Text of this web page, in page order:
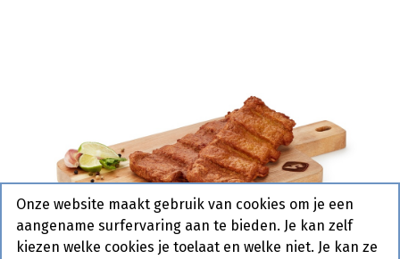
Onze website maakt gebruik van cookies om je een
aangename surfervaring aan te bieden. Je kan zelf
kiezen welke cookies je toelaat en welke niet. Je kan ze